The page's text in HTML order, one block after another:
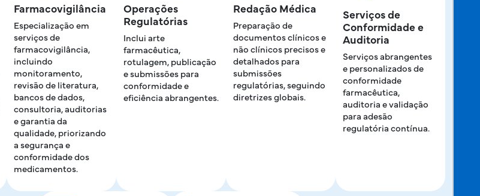
Farmacovigilância
Especialização em
serviços de
farmacovigilância,
incluindo
monitoramento,
revisão de literatura,
bancos de dados,
consultoria, auditorias
e garantia da
qualidade, priorizando
a segurança e
conformidade dos
medicamentos.
Operações
Regulatórias
Inclui arte
farmacêutica,
rotulagem, publicação
e submissões para
conformidade e
eficiência abrangentes.
Redação Médica
Preparação de
documentos clínicos e
não clínicos precisos e
detalhados para
submissões
regulatórias, seguindo
diretrizes globais.
Serviços de
Conformidade e
Auditoria
Serviços abrangentes
e personalizados de
conformidade
farmacêutica,
auditoria e validação
para adesão
regulatória contínua.